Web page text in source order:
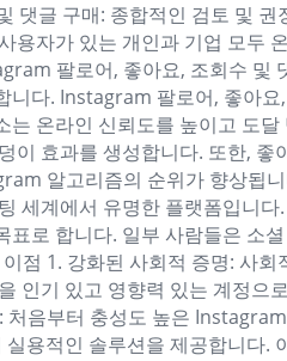
글 구매: 종합적인 검토 및
용자가 있는 개인과 기업 모두
팔로어, 좋아요, 조회수
다. Instagram 팔로어, 좋아
온라인 신뢰도를 높이고 도
이 효과를 생성합니다. 또한,
알고리즘의 순위가 향상됩
세계에서 유명한 플랫폼입니
로 합니다. 일부 사람들은
점 1. 강화된 사회적 증명: 사
인기 있고 영향력 있는 계정
음부터 충성도 높은
용적인 솔루션을 제공합니다